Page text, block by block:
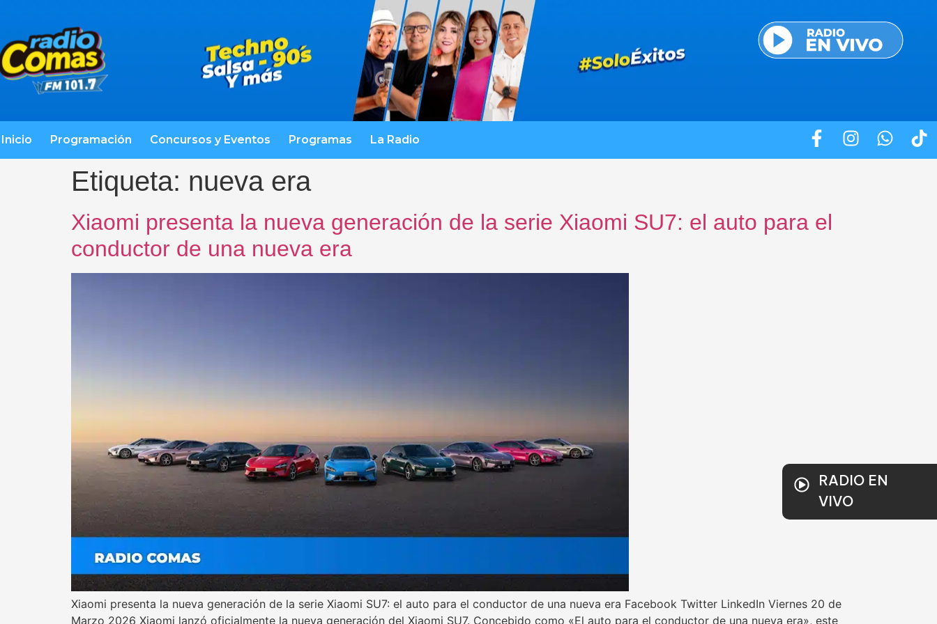
Inicio Programación Concursos y Eventos Programas La Radio
Etiqueta: nueva era
Xiaomi presenta la nueva generación de la serie Xiaomi SU7: el auto para el
conductor de una nueva era
Xiaomi presenta la nueva generación de la serie Xiaomi SU7: el auto para el conductor de una nueva era Facebook Twitter LinkedIn Viernes 20 de
Marzo 2026 Xiaomi lanzó oficialmente la nueva generación del Xiaomi SU7. Concebido como «El auto para el conductor de una nueva era», este
RADIO EN
VIVO